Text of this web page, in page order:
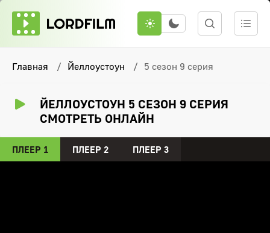
Главная Йеллоустоун 5 сезон 9 серия
ЙЕЛЛОУСТОУН 5 СЕЗОН 9 СЕРИЯ
СМОТРЕТЬ ОНЛАЙН
ПЛЕЕР 1 ПЛЕЕР 2 ПЛЕЕР 3